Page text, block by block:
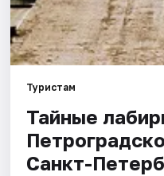
Туристам
Тайные
Санкт-